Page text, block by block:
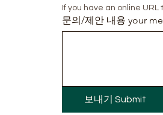
If you have an online
문의/제안 내용 your
보내기 Submit